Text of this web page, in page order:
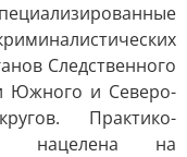
Следственного
Южного и Северо-
Практико-
нацелена на